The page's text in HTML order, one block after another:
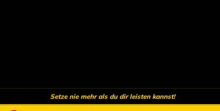
Setze nie mehr als du dir leisten kannst!